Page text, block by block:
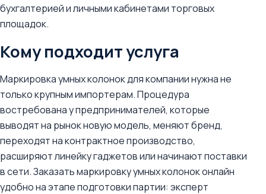
бухгалтерией и личными кабинетами торговых
площадок.
Кому подходит услуга
Маркировка умных колонок для компании нужна не
только крупным импортерам. Процедура
востребована у предпринимателей, которые
выводят на рынок новую модель, меняют бренд,
переходят на контрактное производство,
расширяют линейку гаджетов или начинают поставки
в сети. Заказать маркировку умных колонок онлайн
удобно на этапе подготовки партии: эксперт